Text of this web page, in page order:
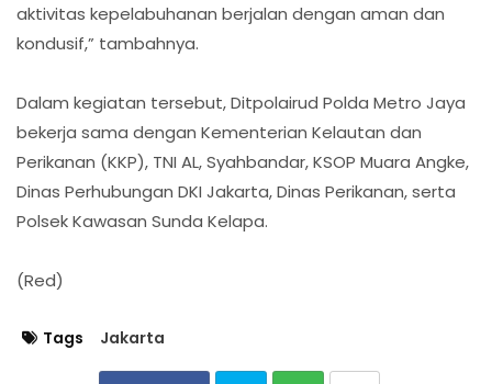
aktivitas kepelabuhanan berjalan dengan aman dan
kondusif,” tambahnya.
Dalam kegiatan tersebut, Ditpolairud Polda Metro Jaya
bekerja sama dengan Kementerian Kelautan dan
Perikanan (KKP), TNI AL, Syahbandar, KSOP Muara Angke,
Dinas Perhubungan DKI Jakarta, Dinas Perikanan, serta
Polsek Kawasan Sunda Kelapa.
(Red)
Tags Jakarta